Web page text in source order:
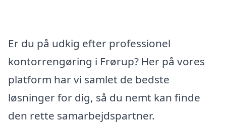
Er du på udkig efter professionel
kontorrengøring i Frørup? Her på vores
platform har vi samlet de bedste
løsninger for dig, så du nemt kan finde
den rette samarbejdspartner.